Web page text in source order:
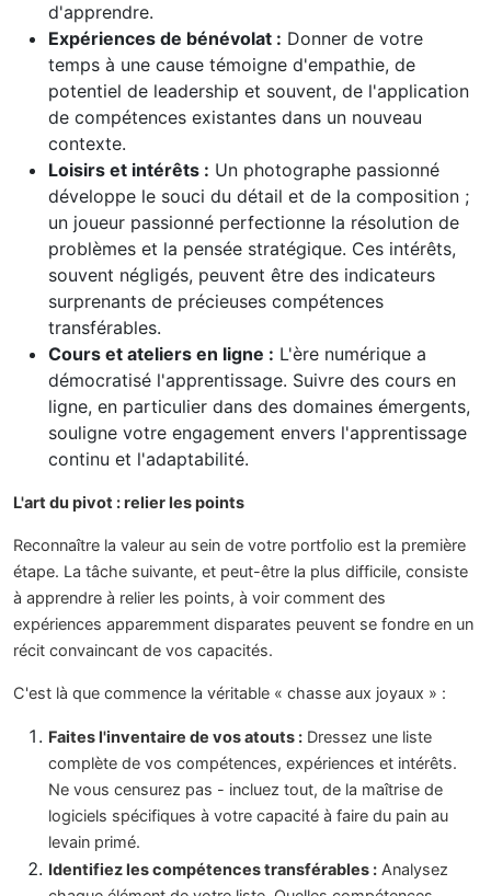
d'apprendre.
Expériences de bénévolat : Donner de votre
temps à une cause témoigne d'empathie, de
potentiel de leadership et souvent, de l'application
de compétences existantes dans un nouveau
contexte.
Loisirs et intérêts : Un photographe passionné
développe le souci du détail et de la composition ;
un joueur passionné perfectionne la résolution de
problèmes et la pensée stratégique. Ces intérêts,
souvent négligés, peuvent être des indicateurs
surprenants de précieuses compétences
transférables.
Cours et ateliers en ligne : L'ère numérique a
démocratisé l'apprentissage. Suivre des cours en
ligne, en particulier dans des domaines émergents,
souligne votre engagement envers l'apprentissage
continu et l'adaptabilité.
L'art du pivot : relier les points
Reconnaître la valeur au sein de votre portfolio est la première
étape. La tâche suivante, et peut-être la plus difficile, consiste
à apprendre à relier les points, à voir comment des
expériences apparemment disparates peuvent se fondre en un
récit convaincant de vos capacités.
C'est là que commence la véritable « chasse aux joyaux » :
Faites l'inventaire de vos atouts : Dressez une liste
complète de vos compétences, expériences et intérêts.
Ne vous censurez pas - incluez tout, de la maîtrise de
logiciels spécifiques à votre capacité à faire du pain au
levain primé.
Identifiez les compétences transférables : Analysez